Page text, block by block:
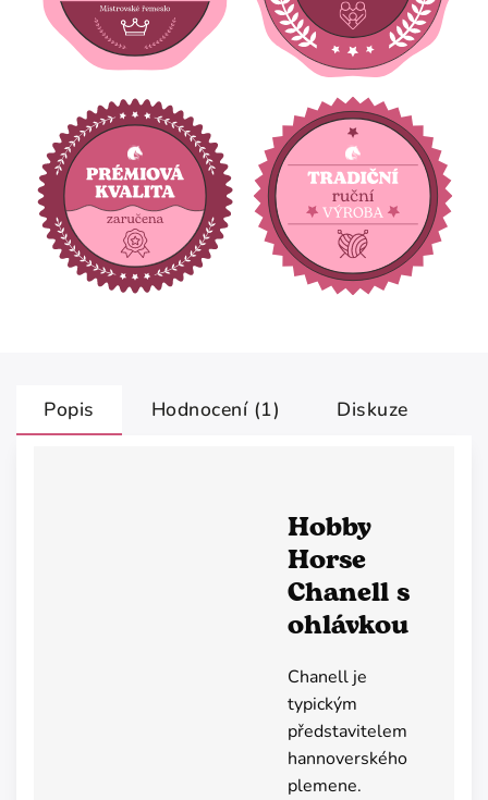
Popis Hodnocení (1) Diskuze
Hobby
Horse
Chanell s
ohlávkou
Chanell je
typickým
představitelem
hannoverského
plemene.